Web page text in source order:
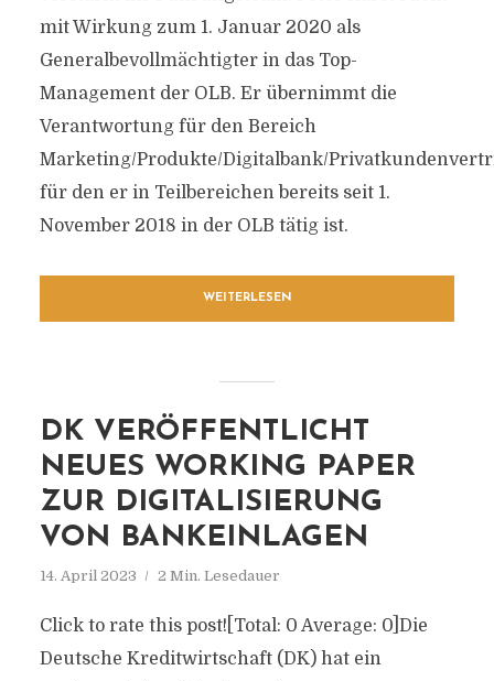
mit Wirkung zum 1. Januar 2020 als
Generalbevollmächtigter in das Top-
Management der OLB. Er übernimmt die
Verantwortung für den Bereich
Marketing/Produkte/Digitalbank/
für den er in Teilbereichen bereits seit 1.
November 2018 in der OLB tätig ist.
WEITERLESEN
DK VERÖFFENTLICHT
NEUES WORKING PAPER
ZUR DIGITALISIERUNG
VON BANKEINLAGEN
14. April 2023 2 Min. Lesedauer
Click to rate this post![Total: 0 Average: 0]Die
Deutsche Kreditwirtschaft (DK) hat ein